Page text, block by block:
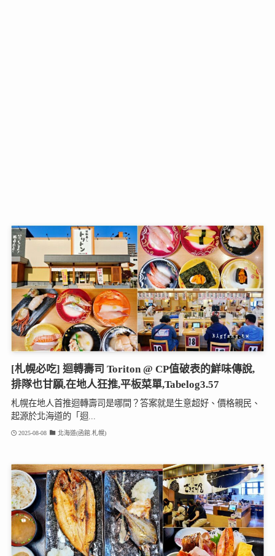
[札幌必吃] 迴轉壽司 Toriton @ CP值破表的鮮味傳說,
排隊也甘願,在地人狂推,平板菜單,Tabelog3.57
札幌在地人首推迴轉壽司是哪間？答案就是生意超好、價格親民、
起源於北海道的「迴...
2025-08-08 北海道(函館.札幌)